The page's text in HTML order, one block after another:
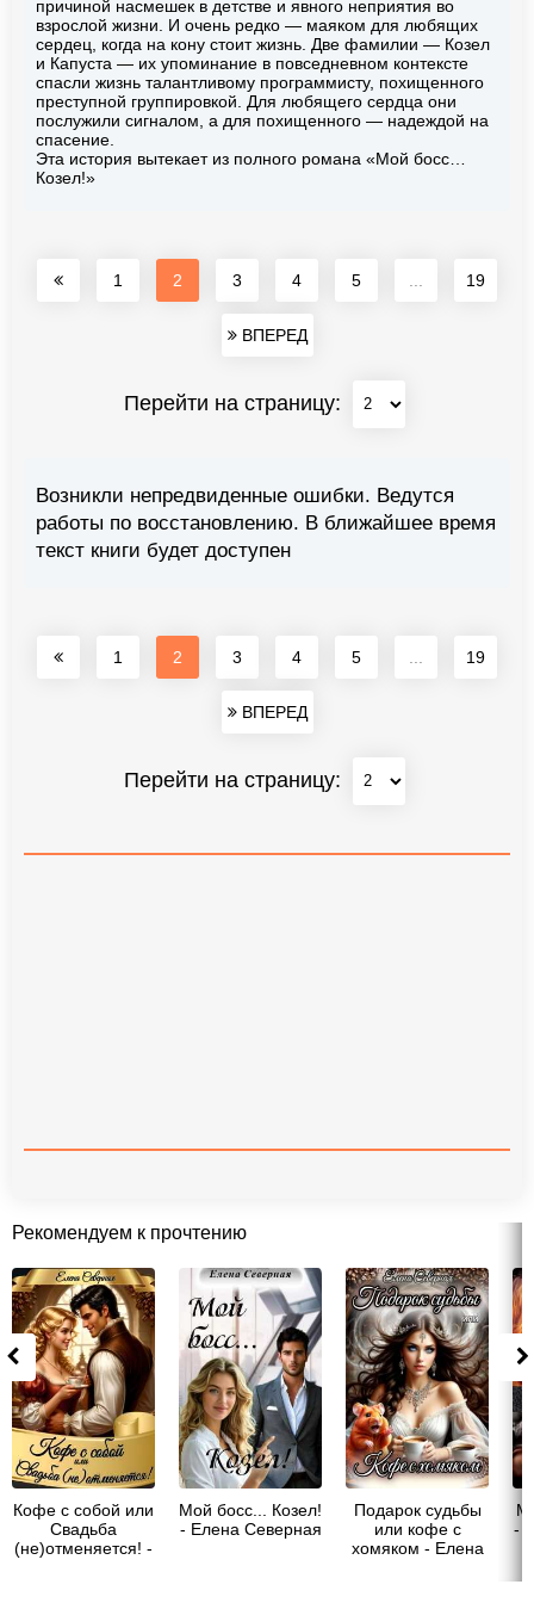
причиной насмешек в детстве и явного неприятия во
взрослой жизни. И очень редко — маяком для любящих
сердец, когда на кону стоит жизнь. Две фамилии — Козел
и Капуста — их упоминание в повседневном контексте
спасли жизнь талантливому программисту, похищенного
преступной группировкой. Для любящего сердца они
послужили сигналом, а для похищенного — надеждой на
спасение.
Эта история вытекает из полного романа «Мой босс…
Козел!»
1 2 3 4 5 19
ВПЕРЕД
Перейти на страницу:
Возникли непредвиденные ошибки. Ведутся
работы по восстановлению. В ближайшее время
текст книги будет доступен
1 2 3 4 5 19
ВПЕРЕД
Перейти на страницу:
Рекомендуем к прочтению
Кофе с собой или
Свадьба
(не)отменяется! -
Мой босс... Козел!
- Елена Северная
Подарок судьбы
или кофе с
хомяком - Елена
-